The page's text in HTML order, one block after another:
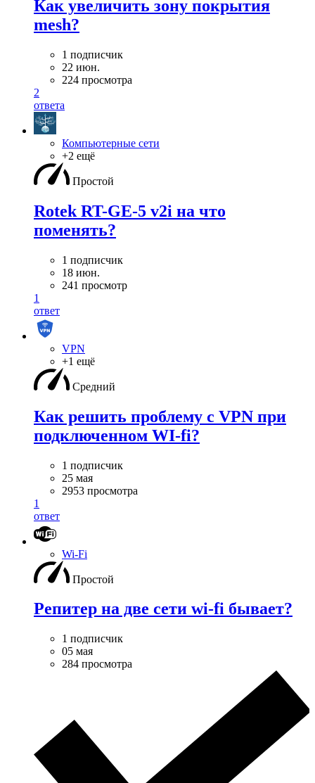
Как увеличить зону покрытия
mesh?
1 подписчик
22 июн.
224 просмотра
2
ответа
Компьютерные сети
+2 ещё
Простой
Rotek RT-GE-5 v2i на что
поменять?
1 подписчик
18 июн.
241 просмотр
1
ответ
VPN
+1 ещё
Средний
Как решить проблему с VPN при
подключенном WI-fi?
1 подписчик
25 мая
2953 просмотра
1
ответ
Wi-Fi
Простой
Репитер на две сети wi-fi бывает?
1 подписчик
05 мая
284 просмотра